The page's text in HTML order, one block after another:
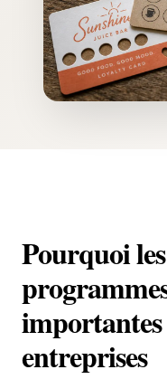
Pourquoi
entreprises